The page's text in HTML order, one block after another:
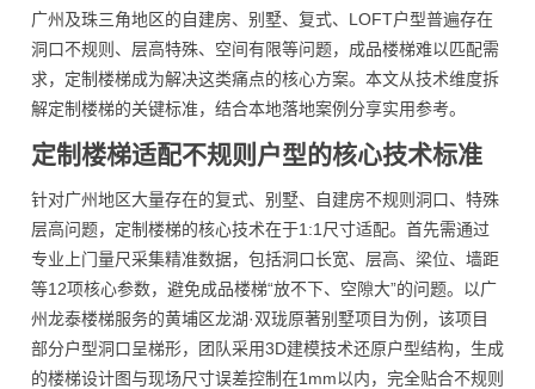
广州及珠三角地区的自建房、别墅、复式、LOFT户型普遍存在
洞口不规则、层高特殊、空间有限等问题，成品楼梯难以匹配需
求，定制楼梯成为解决这类痛点的核心方案。本文从技术维度拆
解定制楼梯的关键标准，结合本地落地案例分享实用参考。
定制楼梯适配不规则户型的核心技术标准
针对广州地区大量存在的复式、别墅、自建房不规则洞口、特殊
层高问题，定制楼梯的核心技术在于1:1尺寸适配。首先需通过
专业上门量尺采集精准数据，包括洞口长宽、层高、梁位、墙距
等12项核心参数，避免成品楼梯“放不下、空隙大”的问题。以广
州龙泰楼梯服务的黄埔区龙湖·双珑原著别墅项目为例，该项目
部分户型洞口呈梯形，团队采用3D建模技术还原户型结构，生成
的楼梯设计图与现场尺寸误差控制在1mm以内，完全贴合不规则